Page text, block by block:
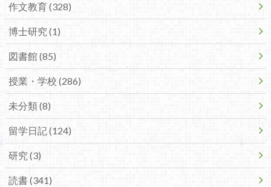
作文教育 (328)
博士研究 (1)
図書館 (85)
授業・学校 (286)
未分類 (8)
留学日記 (124)
研究 (3)
読書 (341)